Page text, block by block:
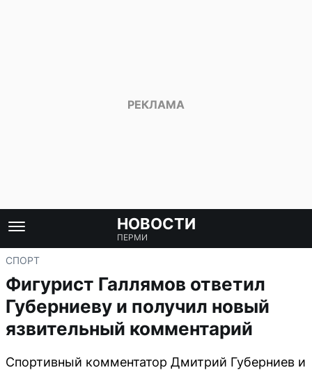
НОВОСТИ
ПЕРМИ
СПОРТ
Фигурист Галлямов ответил
Губерниеву и получил новый
язвительный комментарий
Спортивный комментатор Дмитрий Губерниев и